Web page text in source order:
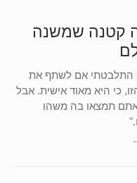
קטנה שמשנה
התלבטתי אם לשתף את
כי היא מאוד אישית. אבל
אתם תמצאו בה משהו